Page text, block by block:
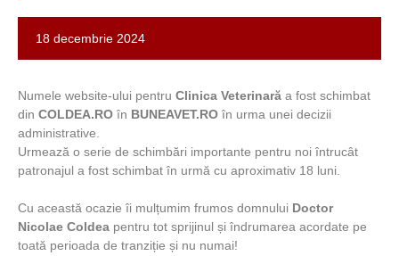
18 decembrie 2024
Numele website-ului pentru Clinica Veterinară a fost schimbat
din COLDEA.RO în BUNEAVET.RO în urma unei decizii
administrative.
Urmează o serie de schimbări importante pentru noi întrucât
patronajul a fost schimbat în urmă cu aproximativ 18 luni.
Cu această ocazie îi mulțumim frumos domnului Doctor
Nicolae Coldea pentru tot sprijinul și îndrumarea acordate pe
toată perioada de tranziție și nu numai!